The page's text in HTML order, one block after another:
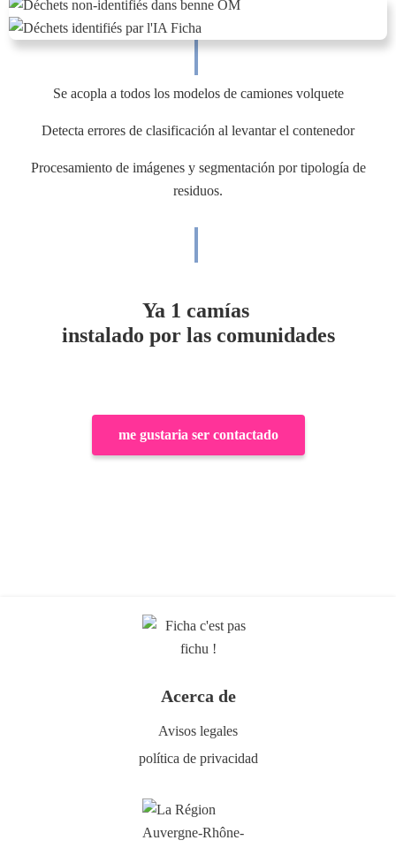
Se acopla a todos los modelos de camiones volquete
Detecta errores de clasificación al levantar el contenedor
Procesamiento de imágenes y segmentación por tipología de
residuos.
Ya 1 camías
instalado por las comunidades
me gustaria ser contactado
Acerca de
Avisos legales
política de privacidad